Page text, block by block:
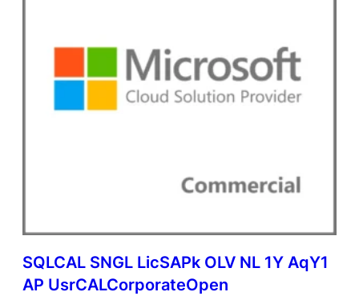
SQLCAL SNGL LicSAPk OLV NL 1Y AqY1
AP UsrCALCorporateOpen